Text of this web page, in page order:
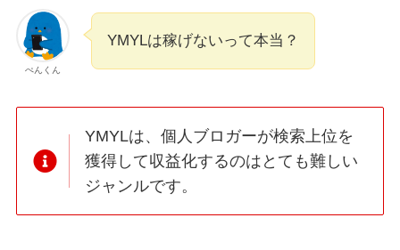
ぺんくん
YMYLは稼げないって本当？
YMYLは、個人ブロガーが検索上位を
獲得して収益化するのはとても難しい
ジャンルです。